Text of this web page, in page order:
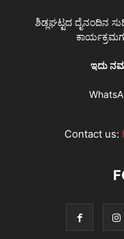
ಶಿಡ್ಲಘಟ್ಟದ ದೈನಂದಿನ
ಇದು
Contact us: